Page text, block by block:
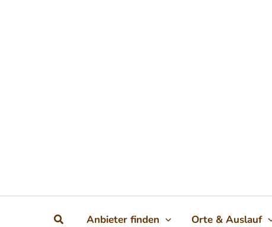
SuchenAnbieter finden Orte & Auslauf